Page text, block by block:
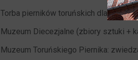
Torba pierników toruńskich dla
Muzeum Diecezjalne (zbiory sztuki +
Muzeum Toruńskiego Piernika: